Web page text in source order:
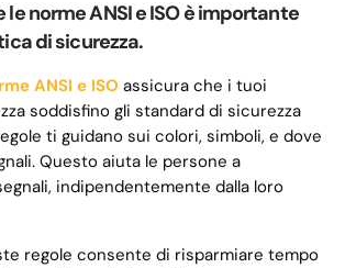
le norme ANSI e ISO è importante
di sicurezza.
ANSI e ISO assicura che i tuoi
soddisfino gli standard di sicurezza
ti guidano sui colori, simboli, e dove
Questo aiuta le persone a
indipendentemente dalla loro
regole consente di risparmiare tempo